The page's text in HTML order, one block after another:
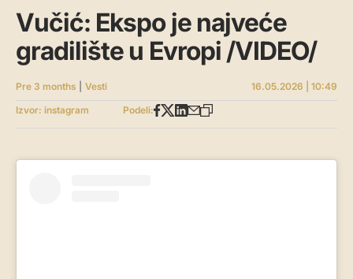
Vučić: Ekspo je najveće
gradilište u Evropi /VIDEO/
Pre 3 months Vesti
16.05.2026 | 10:49
Izvor: instagram
Podeli: